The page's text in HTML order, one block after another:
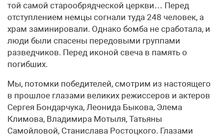
той самой старообрядческой церкви… Перед
отступлением немцы согнали туда 248 человек, а
храм заминировали. Однако бомба не сработала, и
люди были спасены передовыми группами
разведчиков. Перед иконой свеча в память о
погибших.
Мы, потомки победителей, смотрим из настоящего
в прошлое глазами великих режиссеров и актеров
Сергея Бондарчука, Леонида Быкова, Элема
Климова, Владимира Мотыля, Татьяны
Самойловой, Станислава Ростоцкого. Глазами